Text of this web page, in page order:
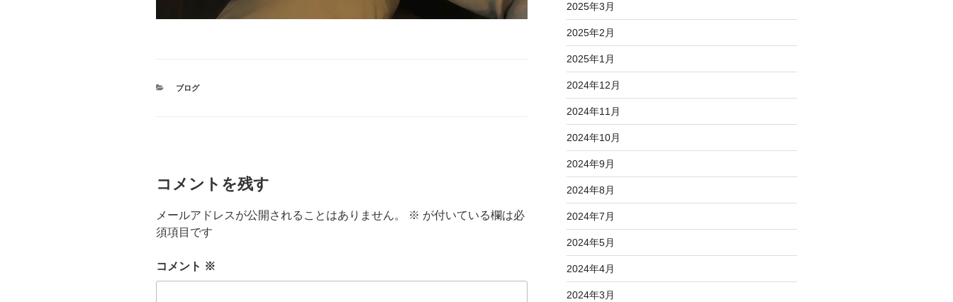
カ
ブログ
コメントを残す
メールアドレスが公開されることはありません。 ※ が付いている欄は必
須項目です
コメント ※
2025年3月
2025年2月
2025年1月
2024年12月
2024年11月
2024年10月
2024年9月
2024年8月
2024年7月
2024年5月
2024年4月
2024年3月